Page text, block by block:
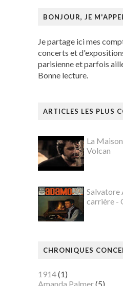
BONJOUR, JE
Je partage ici mes
concerts et
parisienne et parfois
Bonne lecture.
ARTICLES LES PLUS
La
Volcan
Salvatore
carrière -
CHRONIQUES
1914(1)
Amanda Palmer(5)